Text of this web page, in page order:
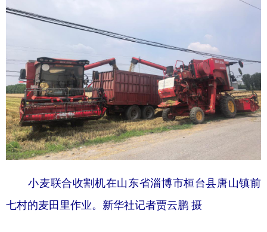
辽宁
福建
山东 河南 湖北 湖南
广东 广西 海南 重庆
四川 贵州 云南 西藏
陕西 甘肃 青海
小麦联合收割机在山东省淄博市桓台县唐山镇前
七村的麦田里作业。新华社记者贾云鹏 摄